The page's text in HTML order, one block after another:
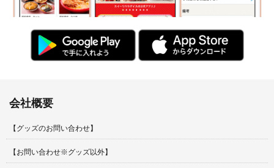
会社概要
【グッズのお問い合わせ】
【お問い合わせ※グッズ以外】